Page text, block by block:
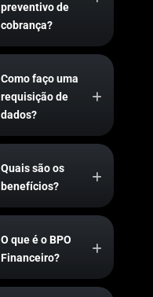
preventivo de
cobrança?
Como faço uma
requisição de
dados?
Quais são os
benefícios?
O que é o BPO
Financeiro?